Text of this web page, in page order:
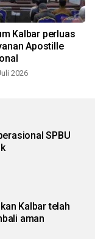
Kalbar perluas
Apostille
2026
SPBU
Kalbar telah
aman